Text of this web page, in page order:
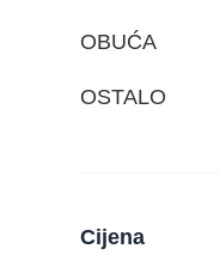
OBUĆA
OSTALO
Cijena